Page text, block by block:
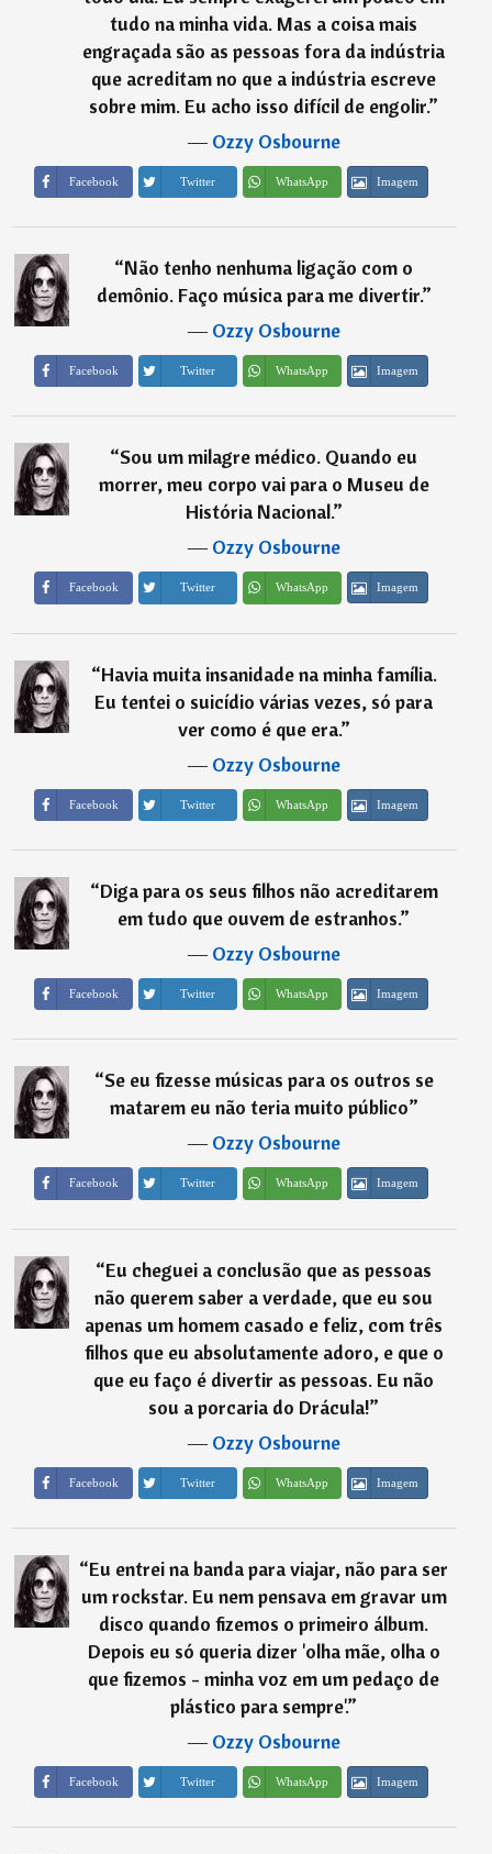
tudo na minha vida. Mas a coisa mais
engraçada são as pessoas fora da indústria
que acreditam no que a indústria escreve
sobre mim. Eu acho isso difícil de engolir.”
―Ozzy Osbourne
Facebook Twitter WhatsApp Imagem
“Não tenho nenhuma ligação com o
demônio. Faço música para me divertir.”
―Ozzy Osbourne
Facebook Twitter WhatsApp Imagem
“Sou um milagre médico. Quando eu
morrer, meu corpo vai para o Museu de
História Nacional.”
―Ozzy Osbourne
Facebook Twitter WhatsApp Imagem
“Havia muita insanidade na minha família.
Eu tentei o suicídio várias vezes, só para
ver como é que era.”
―Ozzy Osbourne
Facebook Twitter WhatsApp Imagem
“Diga para os seus filhos não acreditarem
em tudo que ouvem de estranhos.”
―Ozzy Osbourne
Facebook Twitter WhatsApp Imagem
“Se eu fizesse músicas para os outros se
matarem eu não teria muito público”
―Ozzy Osbourne
Facebook Twitter WhatsApp Imagem
“Eu cheguei a conclusão que as pessoas
não querem saber a verdade, que eu sou
apenas um homem casado e feliz, com três
filhos que eu absolutamente adoro, e que o
que eu faço é divertir as pessoas. Eu não
sou a porcaria do Drácula!”
―Ozzy Osbourne
Facebook Twitter WhatsApp Imagem
“Eu entrei na banda para viajar, não para ser
um rockstar. Eu nem pensava em gravar um
disco quando fizemos o primeiro álbum.
Depois eu só queria dizer 'olha mãe, olha o
que fizemos - minha voz em um pedaço de
plástico para sempre'.”
―Ozzy Osbourne
Facebook Twitter WhatsApp Imagem